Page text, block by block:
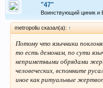
"47"
Воинствующий циник и
metropoliu сказал(а): ↑
Потому что язычники
то есть демонам, по сути
неприметными обрядами
человеческих, вспомните
иное как ритуальные